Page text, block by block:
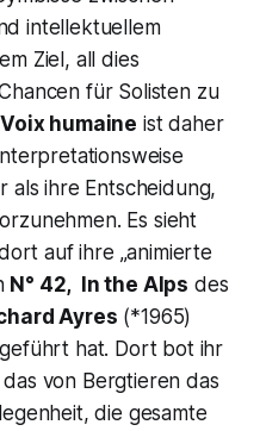
intellektuellem
Ziel, all dies
für Solisten zu
humaine ist daher
als ihre Entscheidung,
Es sieht
auf ihre „animierte
N° 42, In the Alps des
Ayres (*1965)
hat. Dort bot ihr
von Bergtieren das
die gesamte